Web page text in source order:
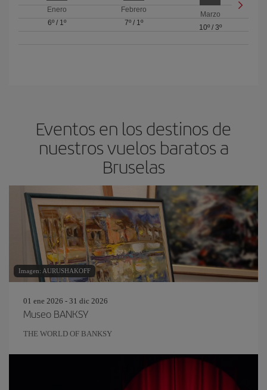
Enero
6º/ 1º
Febrero
7º/ 1º
Marzo
10º/ 3º
Eventos en los destinos de
nuestros vuelos baratos a
Bruselas
Imagen: AURUSHAKOFF
01 ene 2026 - 31 dic 2026
Museo BANKSY
THE WORLD OF BANKSY